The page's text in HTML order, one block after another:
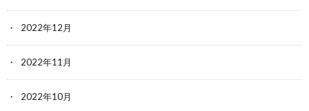
2022年12月
2022年11月
2022年10月